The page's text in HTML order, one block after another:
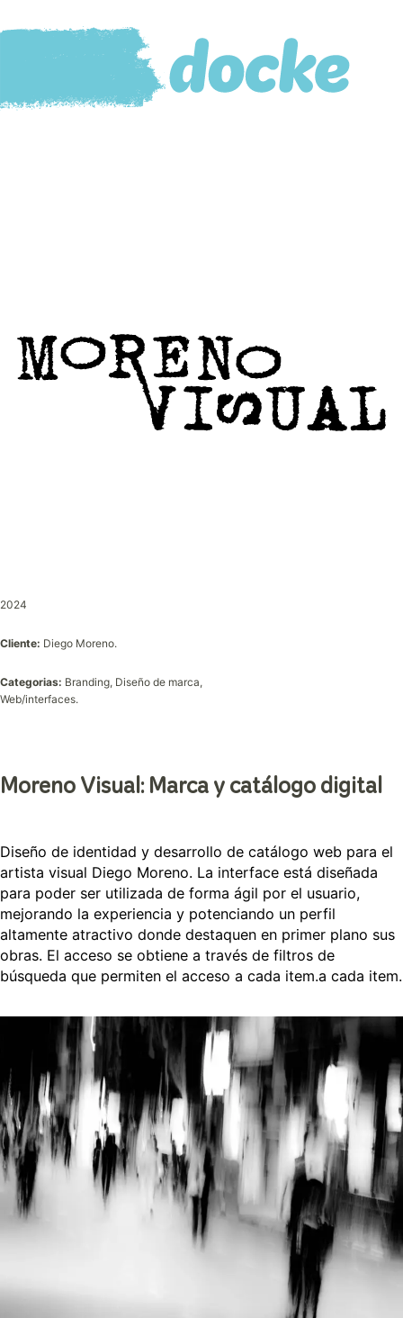
2024
Cliente: Diego Moreno.
Categorias: Branding, Diseño de marca,
Web/interfaces.
Moreno Visual: Marca y catálogo digital
Diseño de identidad y desarrollo de catálogo web para el
artista visual Diego Moreno. La interface está diseñada
para poder ser utilizada de forma ágil por el usuario,
mejorando la experiencia y potenciando un perfil
altamente atractivo donde destaquen en primer plano sus
obras. El acceso se obtiene a través de filtros de
búsqueda que permiten el acceso a cada item.a cada item.